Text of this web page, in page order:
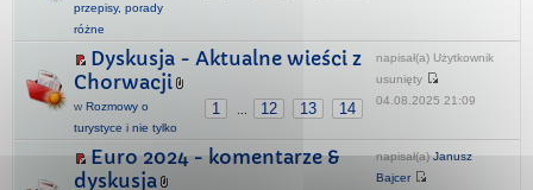
przepisy, porady
różne
Dyskusja - Aktualne wieści z
Chorwacji
1 12 13 14
w Rozmowy o
turystyce i nie tylko
napisał(a) Użytkownik
usunięty
04.08.2025 21:09
Euro 2024 - komentarze &
dyskusja
napisał(a)Janusz
Bajcer